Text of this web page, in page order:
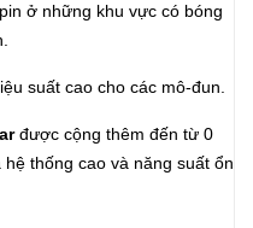
ở những khu vực có bóng
suất cao cho các mô-đun.
được cộng thêm đến từ 0
thống cao và năng suất ổn